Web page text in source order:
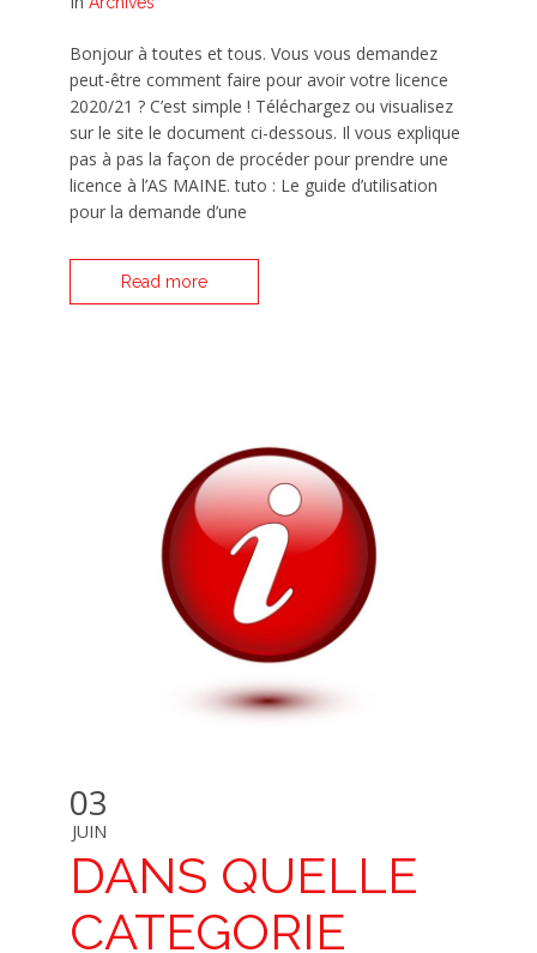
Bonjour à toutes et tous. Vous vous demandez
peut-être comment faire pour avoir votre licence
2020/21 ? C’est simple ! Téléchargez ou visualisez
sur le site le document ci-dessous. Il vous explique
pas à pas la façon de procéder pour prendre une
licence à l’AS MAINE. tuto : Le guide d’utilisation
pour la demande d’une
Read more
03
JUIN
DANS QUELLE
CATEGORIE